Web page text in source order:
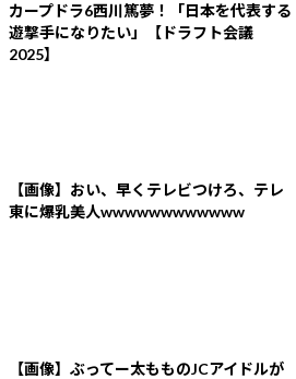
カープドラ6西川篤夢！「日本を代表する
遊撃手になりたい」【ドラフト会議
2025】
【画像】おい、早くテレビつけろ、テレ
東に爆乳美人wwwwwwwwwwww
【画像】ぶってー太もものJCアイドルが